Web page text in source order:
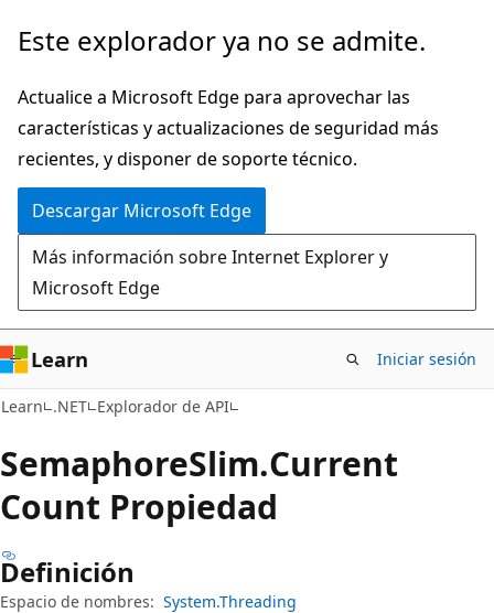
Ir
contenido
principal
Ir
la
navegación
en
la
página
Este explorador ya no se admite.
Actualice a Microsoft Edge para aprovechar las
características y actualizaciones de seguridad más
recientes, y disponer de soporte técnico.
Descargar Microsoft Edge
Más información sobre Internet Explorer y
Microsoft Edge
Learn Iniciar sesión
Learn .NET Explorador de API
SemaphoreSlim.Current
Count Propiedad
Definición
Espacio de nombres: System.Threading